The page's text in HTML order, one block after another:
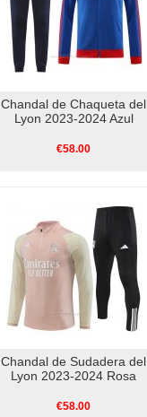
Chandal de Chaqueta del
Lyon 2023-2024 Azul
€58.00
Chandal de Sudadera del
Lyon 2023-2024 Rosa
€58.00